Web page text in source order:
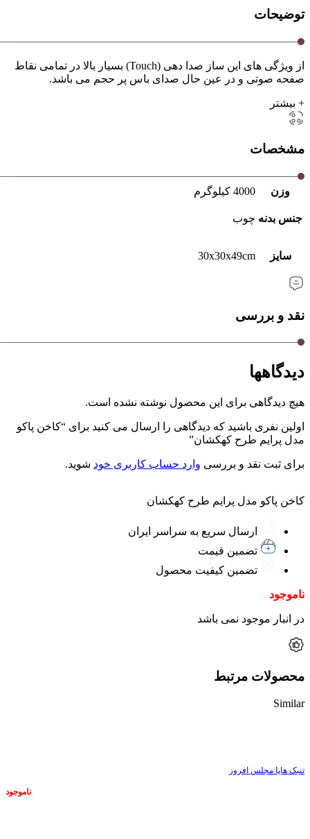
توضیحات
از ویژگی های این ساز صدا دهی (Touch) بسیار بالا در تمامی نقاط
صفحه صوتی و در عین حال صدای باس پر حجم می باشد.
+ بیشتر
مشخصات
وزن 4000 کیلوگرم
جنس بدنه چوب
سایز 30x30x49cm
نقد و بررسی
دیدگاهها
هیچ دیدگاهی برای این محصول نوشته نشده است.
اولین نفری باشید که دیدگاهی را ارسال می کنید برای “کاخن پاکو
مدل پرایم طرح کهکشان”
برای ثبت نقد و بررسی وارد حساب کاربری خود شوید.
کاخن پاکو مدل پرایم طرح کهکشان
ارسال سریع به سراسر ایران
تضمین قیمت
تضمین کیفیت محصول
ناموجود
در انبار موجود نمی باشد
محصولات مرتبط
Similar
تنبک هاپا مجلس افروز
ناموجود